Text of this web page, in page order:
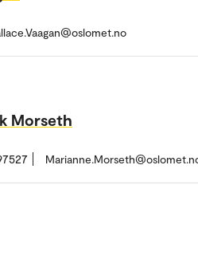
Morseth